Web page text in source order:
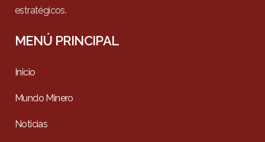
estratégicos.
MENÚ PRINCIPAL
Inicio
Mundo Minero
Noticias